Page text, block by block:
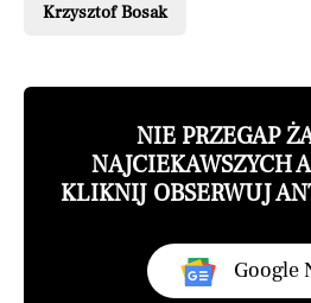
Krzysztof Bosak
NIE PRZEGAP
NAJCIEKAWSZYCH
KLIKNIJ OBSERWUJ
Google